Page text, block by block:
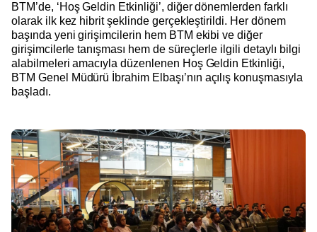
BTM’de, ‘Hoş Geldin Etkinliği’, diğer dönemlerden farklı
olarak ilk kez hibrit şeklinde gerçekleştirildi. Her dönem
başında yeni girişimcilerin hem BTM ekibi ve diğer
girişimcilerle tanışması hem de süreçlerle ilgili detaylı bilgi
alabilmeleri amacıyla düzenlenen Hoş Geldin Etkinliği,
BTM Genel Müdürü İbrahim Elbaşı’nın açılış konuşmasıyla
başladı.